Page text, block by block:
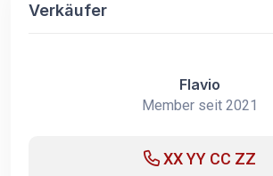
Verkäufer
Flavio
Member seit 2021
XX YY CC ZZ